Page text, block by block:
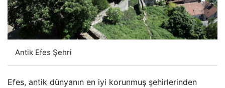
Antik Efes Şehri
Efes, antik dünyanın en iyi korunmuş şehirlerinden